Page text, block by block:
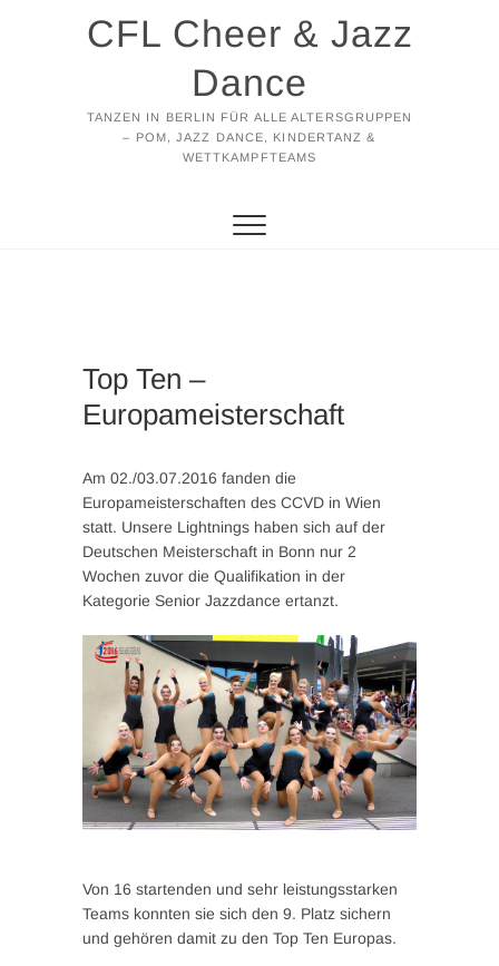
CFL Cheer & Jazz
Dance
TANZEN IN BERLIN FÜR ALLE ALTERSGRUPPEN
– POM, JAZZ DANCE, KINDERTANZ &
WETTKAMPFTEAMS
Top Ten –
Europameisterschaft
Am 02./03.07.2016 fanden die
Europameisterschaften des CCVD in Wien
statt. Unsere Lightnings haben sich auf der
Deutschen Meisterschaft in Bonn nur 2
Wochen zuvor die Qualifikation in der
Kategorie Senior Jazzdance ertanzt.
Von 16 startenden und sehr leistungsstarken
Teams konnten sie sich den 9. Platz sichern
und gehören damit zu den Top Ten Europas.